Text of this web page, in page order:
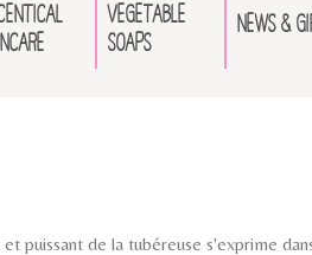
VEGETABLE
SOAPS
NEWS &
puissant de la tubéreuse s'exprime